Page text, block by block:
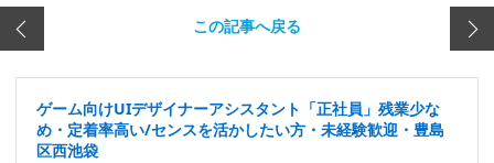
この記事へ戻る
ゲーム向けUIデザイナーアシスタント「正社員」残業少な
め・定着率高い/センスを活かしたい方・未経験歓迎・豊島
区西池袋